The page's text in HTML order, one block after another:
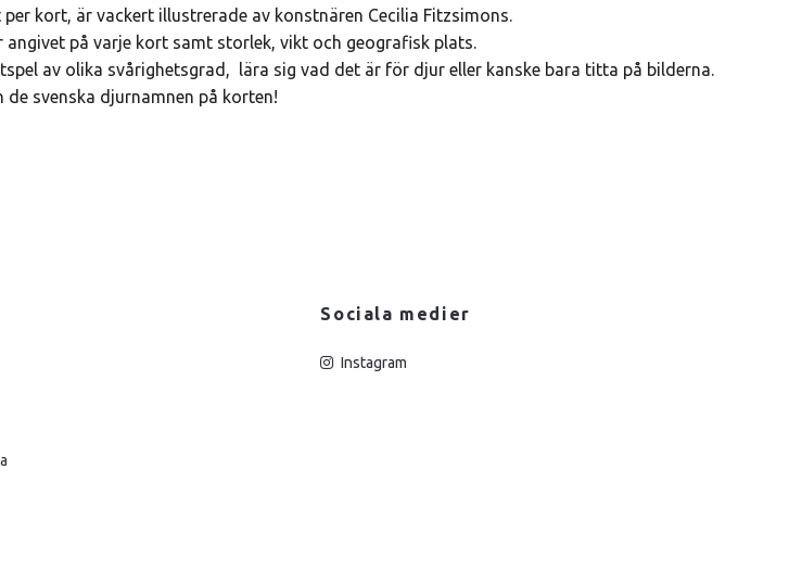
kort, är vackert illustrerade av konstnären Cecilia Fitzsimons.
angivet på varje kort samt storlek, vikt och geografisk plats.
av olika svårighetsgrad, lära sig vad det är för djur eller kanske bara titta på bilderna.
svenska djurnamnen på korten!
Sociala medier
Instagram